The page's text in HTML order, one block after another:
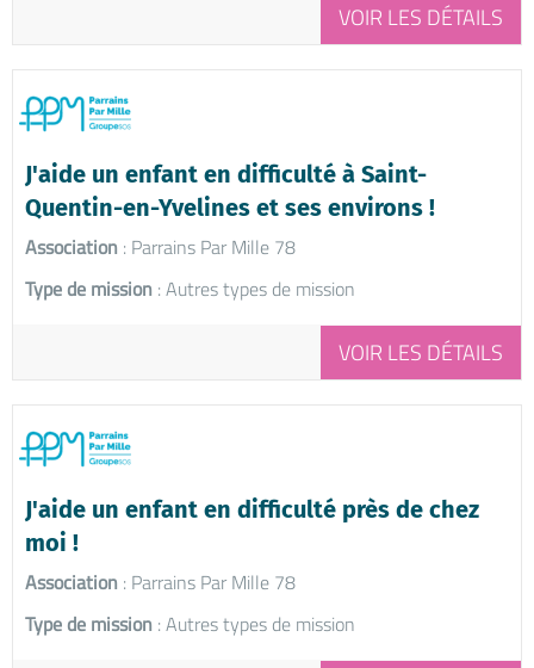
VOIR LES DÉTAILS
J'aide un enfant en difficulté à Saint-
Quentin-en-Yvelines et ses environs !
Association : Parrains Par Mille 78
Type de mission : Autres types de mission
VOIR LES DÉTAILS
J'aide un enfant en difficulté près de chez
moi !
Association : Parrains Par Mille 78
Type de mission : Autres types de mission